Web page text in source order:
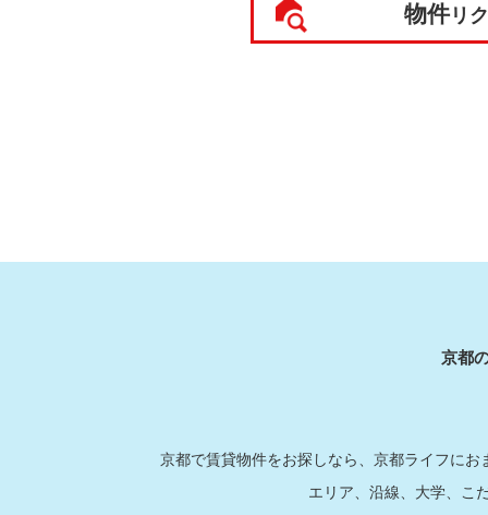
物件リ
京都
京都で賃貸物件をお探しなら、京都ライフに
エリア、沿線、大学、こ